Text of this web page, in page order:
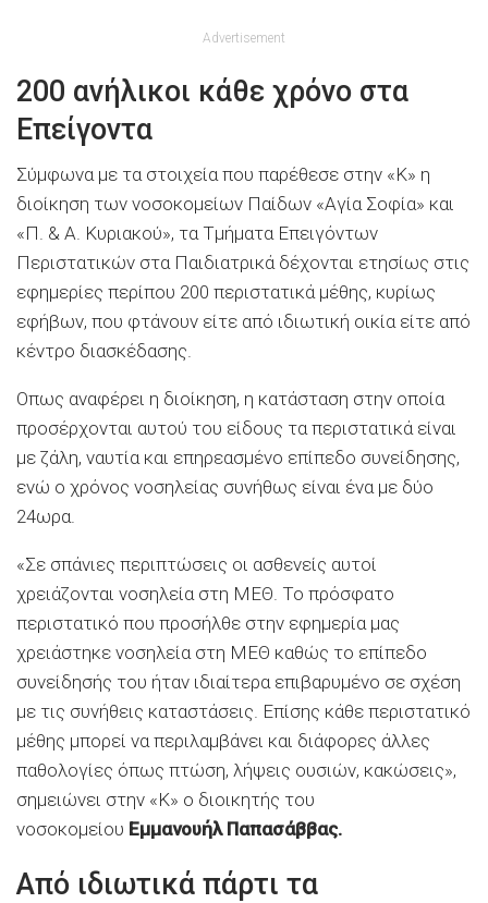
Advertisement
200 ανήλικοι κάθε χρόνο στα
Επείγοντα
Σύμφωνα με τα στοιχεία που παρέθεσε στην «Κ» η
διοίκηση των νοσοκομείων Παίδων «Αγία Σοφία» και
«Π. & Α. Κυριακού», τα Τμήματα Επειγόντων
Περιστατικών στα Παιδιατρικά δέχονται ετησίως στις
εφημερίες περίπου 200 περιστατικά μέθης, κυρίως
εφήβων, που φτάνουν είτε από ιδιωτική οικία είτε από
κέντρο διασκέδασης.
Οπως αναφέρει η διοίκηση, η κατάσταση στην οποία
προσέρχονται αυτού του είδους τα περιστατικά είναι
με ζάλη, ναυτία και επηρεασμένο επίπεδο συνείδησης,
ενώ ο χρόνος νοσηλείας συνήθως είναι ένα με δύο
24ωρα.
«Σε σπάνιες περιπτώσεις οι ασθενείς αυτοί
χρειάζονται νοσηλεία στη ΜΕΘ. Το πρόσφατο
περιστατικό που προσήλθε στην εφημερία μας
χρειάστηκε νοσηλεία στη ΜΕΘ καθώς το επίπεδο
συνείδησής του ήταν ιδιαίτερα επιβαρυμένο σε σχέση
με τις συνήθεις καταστάσεις. Επίσης κάθε περιστατικό
μέθης μπορεί να περιλαμβάνει και διάφορες άλλες
παθολογίες όπως πτώση, λήψεις ουσιών, κακώσεις»,
σημειώνει στην «Κ» ο διοικητής του
νοσοκομείου Εμμανουήλ Παπασάββας.
Από ιδιωτικά πάρτι τα